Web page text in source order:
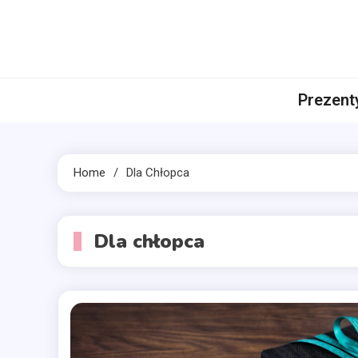
Home Dla Chłopca
Dla chłopca